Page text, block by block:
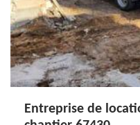
Entreprise de